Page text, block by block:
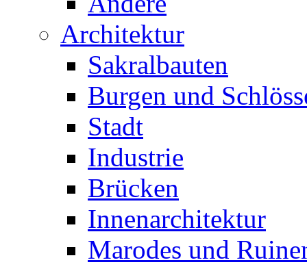
Architektur
Sakralbauten
Burgen und
Stadt
Industrie
Brücken
Innenarchitektur
Marodes und